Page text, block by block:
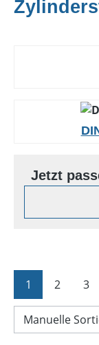
Seite
1 Seite
2 3